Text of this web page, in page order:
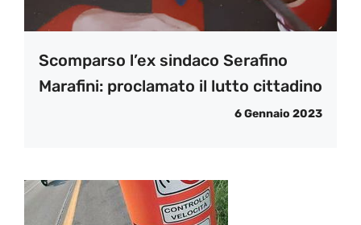
Scomparso l’ex sindaco Serafino
Marafini: proclamato il lutto cittadino
6 Gennaio 2023